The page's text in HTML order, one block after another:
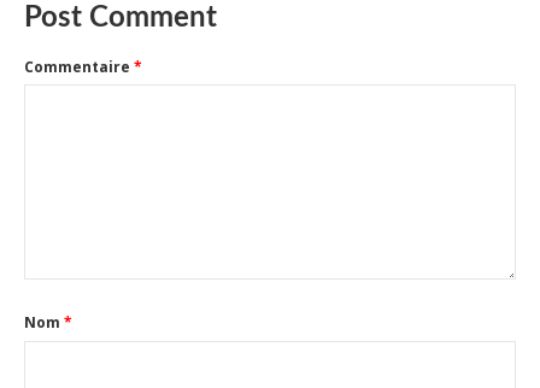
Post Comment
Commentaire *
Nom *